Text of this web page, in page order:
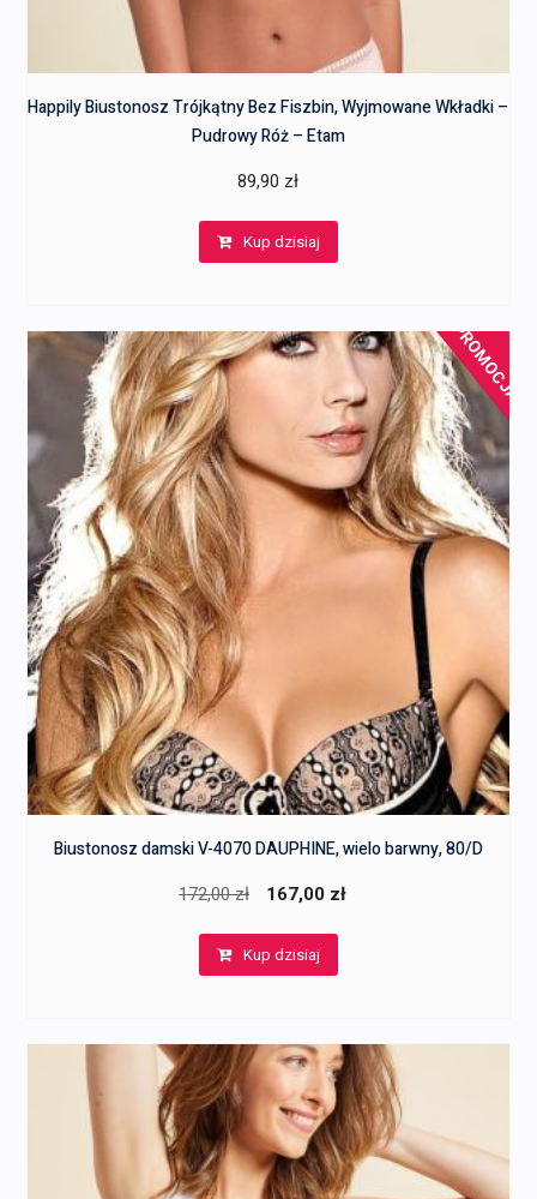
Happily Biustonosz Trójkątny Bez Fiszbin, Wyjmowane Wkładki –
Pudrowy Róż – Etam
89,90 zł
Kup dzisiaj
PROMOCJA!
Biustonosz damski V-4070 DAUPHINE, wielo barwny, 80/D
172,00zł
Pierwotna
wynosiła:
167,00 zł
Kup dzisiaj